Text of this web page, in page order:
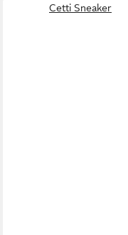
Cetti Sneaker